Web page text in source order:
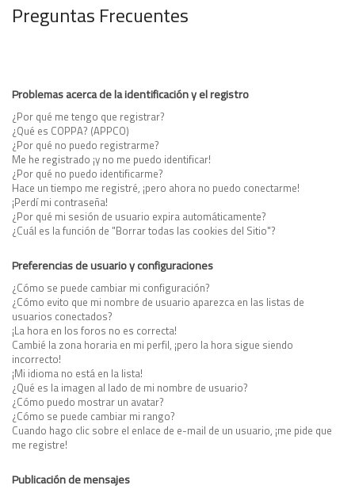
Preguntas Frecuentes
Problemas acerca de la identificación y el registro
¿Por qué me tengo que registrar?
¿Qué es COPPA? (APPCO)
¿Por qué no puedo registrarme?
Me he registrado ¡y no me puedo identificar!
¿Por qué no puedo identificarme?
Hace un tiempo me registré, ¡pero ahora no puedo conectarme!
¡Perdí mi contraseña!
¿Por qué mi sesión de usuario expira automáticamente?
¿Cuál es la función de "Borrar todas las cookies del Sitio"?
Preferencias de usuario y configuraciones
¿Cómo se puede cambiar mi configuración?
¿Cómo evito que mi nombre de usuario aparezca en las listas de
usuarios conectados?
¡La hora en los foros no es correcta!
Cambié la zona horaria en mi perfil, ¡pero la hora sigue siendo
incorrecto!
¡Mi idioma no está en la lista!
¿Qué es la imagen al lado de mi nombre de usuario?
¿Cómo puedo mostrar un avatar?
¿Cómo se puede cambiar mi rango?
Cuando hago clic sobre el enlace de e-mail de un usuario, ¡me pide que
me registre!
Publicación de mensajes